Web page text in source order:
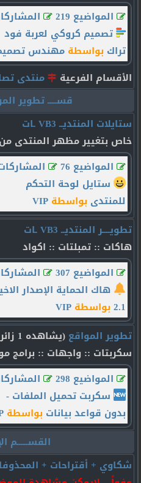
المواضيع 219
المشاركات
تصميم كروكي لعربة فود
تراك بواسطةمهندس
الأقسام الفرعية
منتدى
قســـــ تطوير
ستايلات المنتديــ VB3 ـات
خاص بتغيير مظهر المنتدى
المواضيع 76
المشاركات
ستايل لوحة التحكم
للمنتدى بواسطةVIP
تطويــــر المنتديــ VB3 ـات
هاكات :: تمبلتات :: اكواد
المواضيع 307
المشاركات
هاك الحماية الإصدار
2.1 بواسطةVIP
تطوير المواقع (يشاهده 1 زائر)
سكربتات :: واجهات :: برامج
المواضيع 298
المشاركات
سكربت تحميل الملفات -
بدون قواعد بيانات بواسطة
القســــــم
شكاوي + أقتراحات +